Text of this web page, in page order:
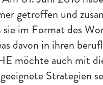
getroffen und
sie im Format des
davon in ihren
möchte auch mit
Strategien